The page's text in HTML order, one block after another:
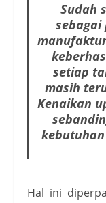
Sudah
setiap
masih
Kenaikan
Hal ini